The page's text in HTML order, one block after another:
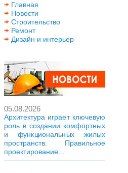
Главная
Новости
Строительство
Ремонт
Дизайн и интерьер
05.08.2026
Архитектура играет ключевую
роль в создании комфортных
и функциональных жилых
пространств. Правильное
проектирование...